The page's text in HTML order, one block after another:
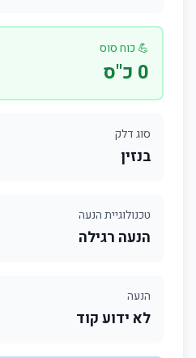
💪 כוח סוס
0 כ"ס
סוג דלק
בנזין
טכנולוגיית הנעה
הנעה רגילה
הנעה
לא ידוע קוד